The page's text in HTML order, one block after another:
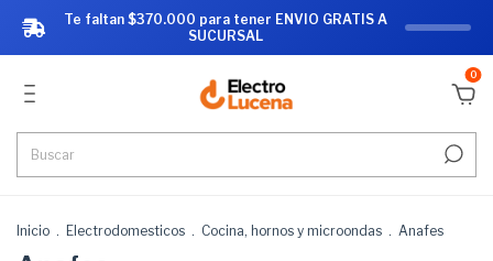
0
Inicio . Electrodomesticos . Cocina, hornos y microondas . Anafes
Te faltan $370.000 para tener ENVIO GRATIS A
SUCURSAL